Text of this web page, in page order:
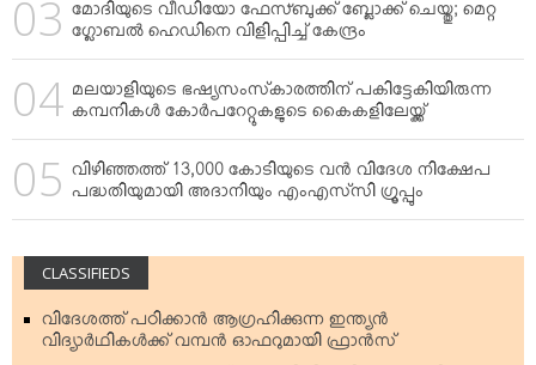
OBITUARYമോദിയുടെ വീഡിയോ ഫേസ്ബുക്ക് ബ്ലോക്ക് ചെയ്തു; മെറ്റ
ഗ്ലോബല്‍ ഹെഡിനെ വിളിപ്പിച്ച് കേന്ദ്രം
മലയാളിയുടെ ഭഷ്യസംസ്‌കാരത്തിന് പകിട്ടേകിയിരുന്ന
കമ്പനികള്‍ കോര്‍പറേറ്റുകളുടെ കൈകളിലേയ്ക്ക്
വിഴിഞ്ഞത്ത് 13,000 കോടിയുടെ വന്‍ വിദേശ നിക്ഷേപ
പദ്ധതിയുമായി അദാനിയും എംഎസ്‌സി ഗ്രൂപ്പും
CLASSIFIEDS
വിദേശത്ത് പഠിക്കാന്‍ ആഗ്രഹിക്കുന്ന ഇന്ത്യന്‍
വിദ്യാര്‍ഥികള്‍ക്ക് വമ്പന്‍ ഓഫറുമായി ഫ്രാന്‍സ്